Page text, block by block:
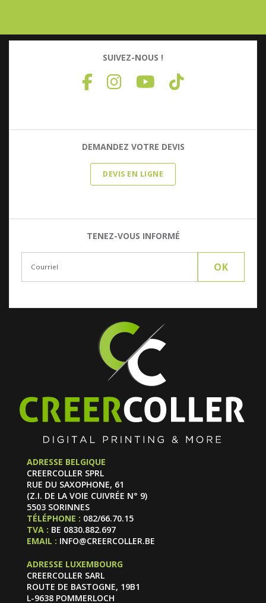
SUIVEZ-NOUS !
DEMANDEZ VOTRE DEVIS
DEVIS EN LIGNE
TENEZ-VOUS INFORMÉ
ADRESSE BELGIQUE
CREERCOLLER SPRL
RUE DU SAXOPHONE, 61
(Z.I. DE LA VOIE CUIVRÉE N° 9)
5503 SORINNES
TÉLÉPHONE : 082/66.70.15
TVA : BE 0830.882.697
EMAIL : INFO@CREERCOLLER.BE
ADRESSE LUXEMBOURG
CREERCOLLER SARL
ROUTE DE BASTOGNE, 19B1
L-9638 POMMERLOCH